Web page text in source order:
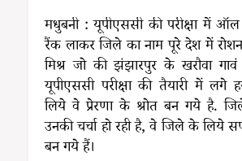
मधुबनी : यूपीएससी की परीक्षा में ऑल
रैंक लाकर जिले का नाम पूरे देश में
मिश्र जो की झंझारपुर के खरौवा
यूपीएससी परीक्षा की तैयारी में लगे
लिये वे प्रेरणा के श्रोत बन गये है.
उनकी चर्चा हो रही है, वे जिले के लिये
बन गये हैं।